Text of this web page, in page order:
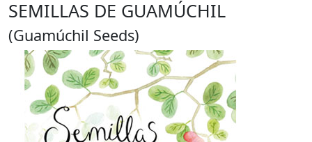
SEMILLAS DE GUAMÚCHIL
(Guamúchil Seeds)